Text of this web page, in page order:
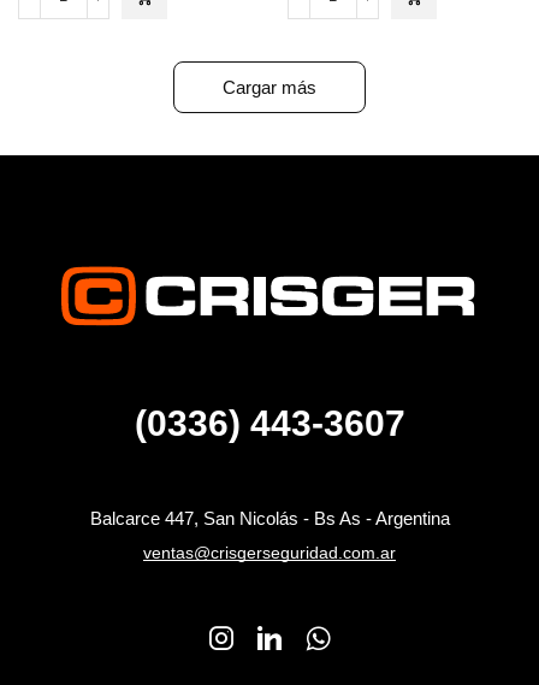
Cargar más
(0336) 443-3607
Balcarce 447, San Nicolás - Bs As - Argentina
ventas@crisgerseguridad.com.ar